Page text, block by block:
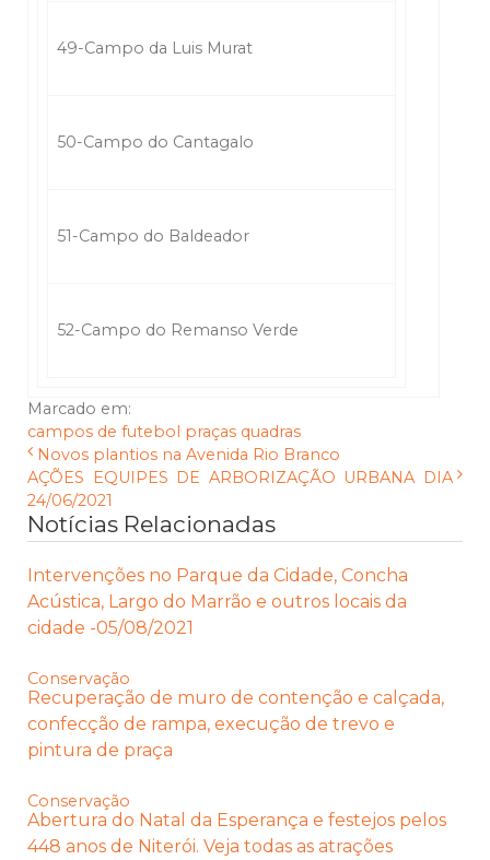
49-Campo da Luis Murat
50-Campo do Cantagalo
51-Campo do Baldeador
52-Campo do Remanso Verde
Marcado em:
campos de futebol praças quadras
Novos plantios na Avenida Rio Branco
AÇÕES EQUIPES DE ARBORIZAÇÃO URBANA DIA
24/06/2021
Notícias Relacionadas
Intervenções no Parque da Cidade, Concha
Acústica, Largo do Marrão e outros locais da
cidade -05/08/2021
Conservação
Recuperação de muro de contenção e calçada,
confecção de rampa, execução de trevo e
pintura de praça
Conservação
Abertura do Natal da Esperança e festejos pelos
448 anos de Niterói. Veja todas as atrações